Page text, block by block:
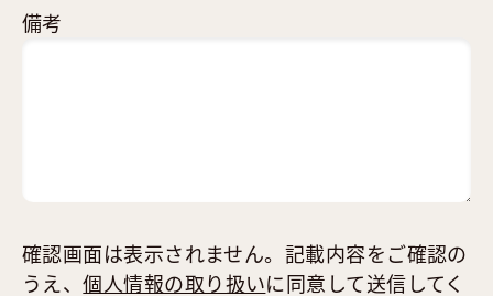
備考
確認画面は表示されません。記載内容をご確認の
うえ、個人情報の取り扱いに同意して送信してく